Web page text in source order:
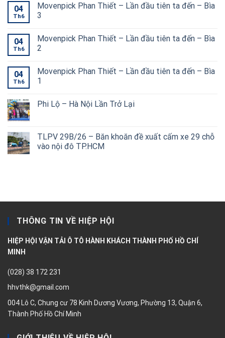
04
Th6
Movenpick Phan Thiết – Lần đầu tiên ta đến – Bìa
3
04
Th6
Movenpick Phan Thiết – Lần đầu tiên ta đến – Bìa
2
04
Th6
Movenpick Phan Thiết – Lần đầu tiên ta đến – Bìa
1
Phi Lộ – Hà Nội Lần Trở Lại
TLPV 29B/26 – Băn khoăn đề xuất cấm xe 29 chỗ
vào nội đô TP.HCM
THÔNG TIN VỀ HIỆP HỘI
HIỆP HỘI VẬN TẢI Ô TÔ HÀNH KHÁCH THÀNH PHỐ HỒ CHÍ
MINH
(028) 38 172 231
hhvthk@gmail.com
004 Lô C, Chung cư 78 Kinh Dương Vương, Phường 13, Quận 6,
Thành Phố Hồ Chí Minh